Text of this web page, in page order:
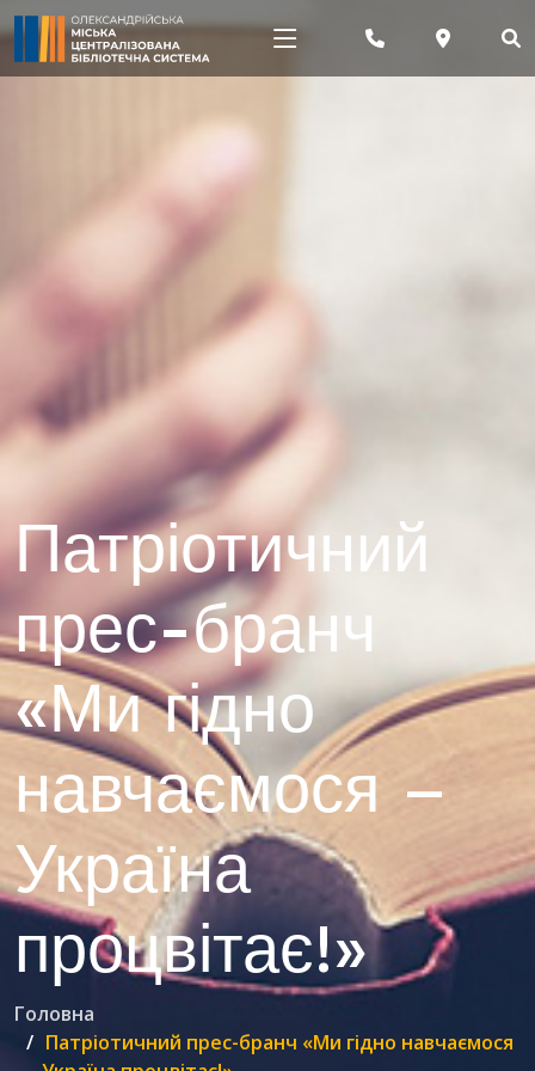
Патріотичний
прес-бранч
«Ми гідно
навчаємося –
Україна
процвітає!»
Головна
Патріотичний прес-бранч «Ми гідно навчаємося